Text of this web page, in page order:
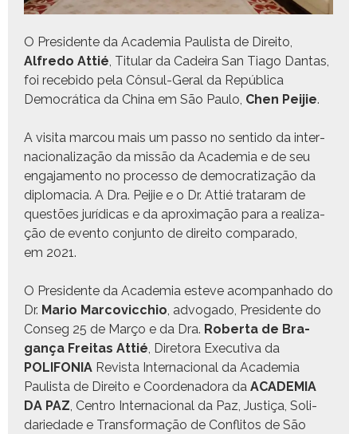
O Pres­i­dente da Acad­e­mia Paulista de Dire­ito,
Alfre­do Attié, Tit­u­lar da Cadeira San Tia­go Dan­tas,
foi rece­bido pela Côn­sul-Ger­al da Repúbli­ca
Democráti­ca da Chi­na em São Paulo, Chen Pei­jie.
A visi­ta mar­cou mais um pas­so no sen­ti­do da inter­
na­cional­iza­ção da mis­são da Acad­e­mia e de seu
enga­ja­men­to no proces­so de democ­ra­ti­za­ção da
diplo­ma­cia. A Dra. Pei­jie e o Dr. Attié trataram de
questões jurídi­cas e da aprox­i­mação para a real­iza­
ção de even­to con­jun­to de dire­ito com­para­do,
em 2021.
O Pres­i­dente da Acad­e­mia esteve acom­pan­hado do
Dr. Mario Mar­cov­ic­chio, advo­ga­do, Pres­i­dente do
Con­seg 25 de Março e da Dra. Rober­ta de Bra­
gança Fre­itas Attié, Dire­to­ra Exec­u­ti­va da
POLIFONIA Revista Inter­na­cional da Acad­e­mia
Paulista de Dire­ito e Coor­de­nado­ra da ACADEMIA
DA PAZ, Cen­tro Inter­na­cional da Paz, Justiça, Sol­i­
dariedade e Trans­for­mação de Con­fli­tos de São